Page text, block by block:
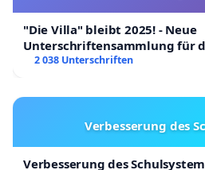
"Die Villa" bleibt 2025! - Neue
Unterschriftensammlung für
2 038 Unterschriften
Verbesserung des
Verbesserung des